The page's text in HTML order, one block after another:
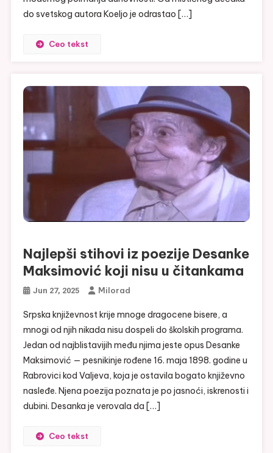
do svetskog autora Koeljo je odrastao […]
Ceo tekst
Najlepši stihovi iz poezije Desanke
Maksimović koji nisu u čitankama
Jun 27, 2025 Milorad
Srpska književnost krije mnoge dragocene bisere, a
mnogi od njih nikada nisu dospeli do školskih programa.
Jedan od najblistavijih među njima jeste opus Desanke
Maksimović — pesnikinje rođene 16. maja 1898. godine u
Rabrovici kod Valjeva, koja je ostavila bogato književno
nasleđe. Njena poezija poznata je po jasnoći, iskrenosti i
dubini. Desanka je verovala da […]
Ceo tekst